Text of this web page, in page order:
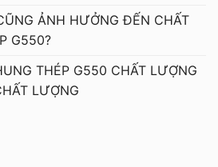
ẢNH HƯỞNG ĐẾN CHẤT
G550?
THÉP G550 CHẤT LƯỢNG
LƯỢNG